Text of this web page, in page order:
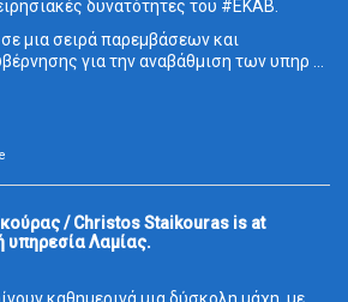
δυνατότητες του #ΕΚΑΒ
μια σειρά παρεμβάσεων και
για την αναβάθμιση των υπηρ
/ Christos Staikouras is at
υπηρεσία Λαμίας.
καθημερινά μια δύσκολη μάχη, με